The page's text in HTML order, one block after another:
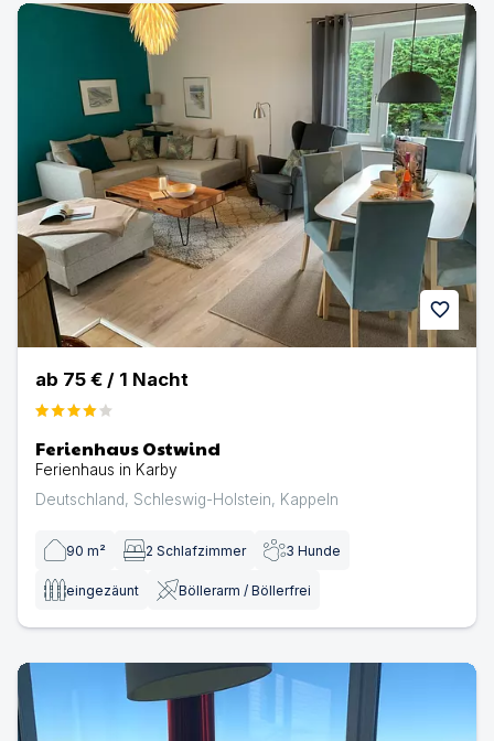
favorite
Ferienhaus Ostwind | Ferienhaus in Karby
ab 75 € / 1 Nacht
Ferienhaus Ostwind
Ferienhaus in Karby
Deutschland, Schleswig-Holstein, Kappeln
90 m² 2 Schlafzimmer 3 Hunde
eingezäunt Böllerarm / Böllerfrei
Ferienhaus Maritimes & Meer | Ferienhaus in Kappeln-